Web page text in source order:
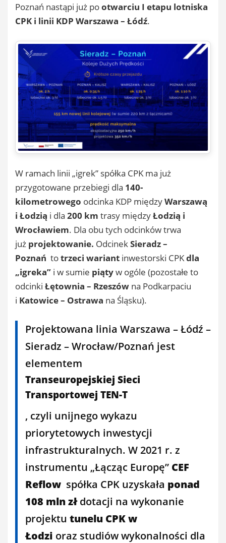
Poznań nastąpi już pootwarciu I etapu lotniska
CPK i linii KDP Warszawa – Łódź.
W ramach linii „igrek” spółka CPK ma już
przygotowane przebiegi dla 140-
kilometrowego odcinka KDP międzyWarszawą
i Łodzią i dla 200 km trasy międzyŁodzią i
Wrocławiem. Dla obu tych odcinków trwa
już projektowanie. OdcinekSieradz –
Poznań totrzeci wariant inwestorski CPKdla
„igreka” i w sumie piątyw ogóle (pozostałe to
odcinki Łętownia – Rzeszów na Podkarpaciu
i Katowice – Ostrawa na Śląsku).
Projektowana linia Warszawa – Łódź –
Sieradz – Wrocław/Poznań jest
elementem
Transeuropejskiej Sieci
Transportowej TEN-T
, czyli unijnego wykazu
priorytetowych inwestycji
infrastrukturalnych. W 2021 r. z
instrumentu „Łącząc Europę” CEF
Reflow spółka CPK uzyskała ponad
108 mln złdotacji na wykonanie
projektu tunelu CPK w
Łodzi oraz studiów wykonalności dla